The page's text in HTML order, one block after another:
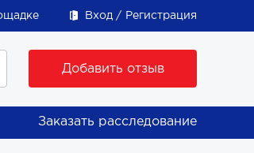
Вход Регистрация
Добавить отзыв
Заказать расследование